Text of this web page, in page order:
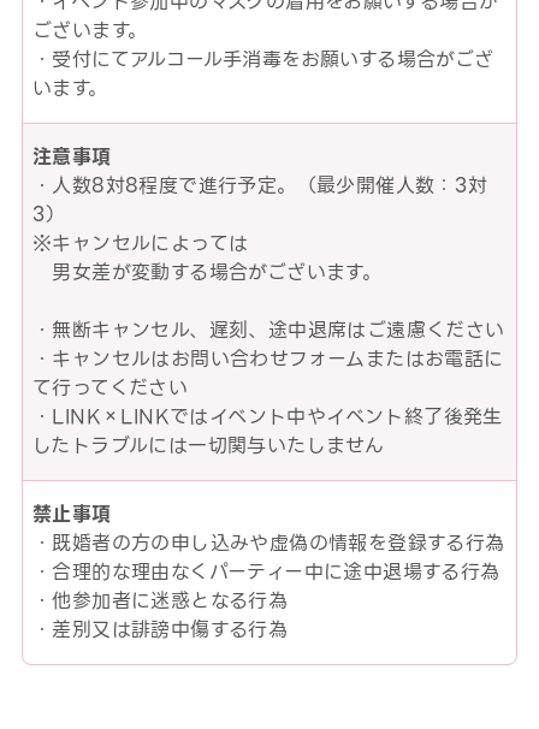
ございます。
・受付にてアルコール手消毒をお願いする場合がござ
います。
注意事項
・人数8対8程度で進行予定。（最少開催人数：3対
3）
※キャンセルによっては
男女差が変動する場合がございます。
・無断キャンセル、遅刻、途中退席はご遠慮ください
・キャンセルはお問い合わせフォームまたはお電話に
て行ってください
・LINK×LINKではイベント中やイベント終了後発生
したトラブルには一切関与いたしません
禁止事項
・既婚者の方の申し込みや虚偽の情報を登録する行為
・合理的な理由なくパーティー中に途中退場する行為
・他参加者に迷惑となる行為
・差別又は誹謗中傷する行為